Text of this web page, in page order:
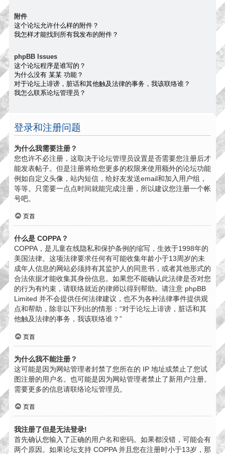
附件
这个论坛允许什么样的附件？
我怎样才能找到所有我发布的附件？
phpBB Issues
这个论坛程序是谁写的？
为什么没有 某某 功能？
对于论坛上诽谤，脏话和其他触及法律的事务，我该联络谁？
我怎么联系论坛管理员？
登录和注册问题
为什么我需要注册？
您也许不必注册，这取决于论坛管理员设置是否需要您注册后才
能发表帖子。但是注册将给您更多的权限来使用额外的论坛功能
例如自定义头像，站内短信，给好友发送email和加入用户组，
等等。只需要一点点时间就能完成注册，所以建议您注册一个帐
号吧。
页首
什么是 COPPA？
COPPA，是儿童在线隐私和保护条例的缩写，生效于1998年的
美国法律。这项法律要求任何有可能收集年龄小于13周岁的未
成年人信息的网站必须持有其监护人的同意书，或者其他形式的
合法依据才能收集其身份信息。如果您不能确认此法律是否对您
的行为有约束，请联络就近的律师以得到帮助。请注意 phpBB
Limited 并不会提供任何法律建议，也不为各种法律事件提供观
点和帮助，除非以下列出的情形：“对于论坛上诽谤，脏话和其
他触及法律的事务，我该联络谁？”
页首
为什么我不能注册？
这可能是因为网站管理者封禁了您所在的 IP 地址或禁止了您试
图注册的用户名。也可能是因为网站管理者禁止了新用户注册。
需要更多的信息请联络论坛管理员。
页首
我注册了但是无法登录!
首先确认您输入了正确的用户名和密码。如果都没错，可能会有
两个原因。如果论坛支持 COPPA 并且您在注册时小于13岁，那